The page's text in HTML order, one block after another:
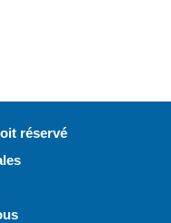
réservé